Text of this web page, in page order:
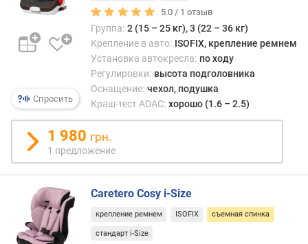
для
в
(без
о
у
л
н
о
с
т
и
о
т
д
е
ш
Спросить
5.0 / 1 отзыв
Группа: 2 (15 – 25 кг), 3 (22 – 36 кг)
Крепление в авто: ISOFIX, крепление ремнем
Установка автокресла: по ходу
Регулировки: высота подголовника
Оснащение: чехол, подушка
Краш-тест ADAC: хорошо (1.6 – 2.5)
1 980 грн.
1 предложение
Caretero Cosy i-Size
крепление ремнем ISOFIX съемная спинка
стандарт i-Size